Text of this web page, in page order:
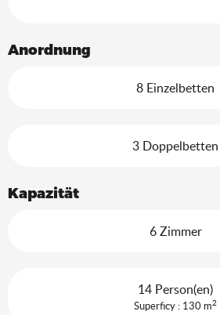
Anordnung
8 Einzelbetten
3 Doppelbetten
Kapazität
6 Zimmer
14 Person(en)
Superficy : 130 m2